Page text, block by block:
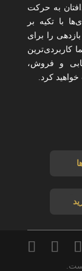
به حرکت
وبسایت 5درصدی‌ها با تکیه بر
را برای
کاربردی‌ترین
و فروش،
کرد.